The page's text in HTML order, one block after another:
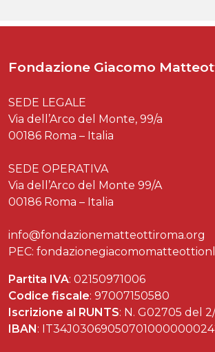
Fondazione Giacomo
SEDE LEGALE
Via dell’Arco del Monte, 99/a
00186 Roma – Italia
SEDE OPERATIVA
Via dell’Arco del Monte 99/A
00186 Roma – Italia
info@fondazionematteottiroma.org
PEC:
Partita IVA: 02150971006
Codice fiscale: 97007150580
Iscrizione al RUNTS: N. G02705 del
IBAN: